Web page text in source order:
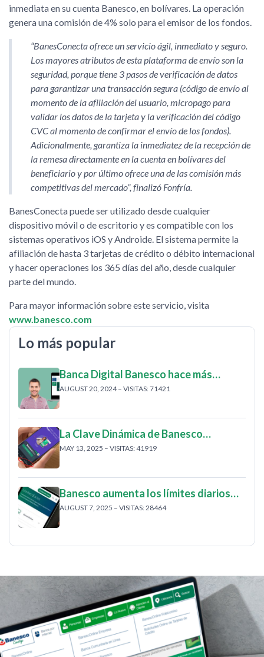
inmediata en su cuenta Banesco, en bolívares. La operación
genera una comisión de 4% solo para el emisor de los fondos.
BanesConecta ofrece un servicio ágil, inmediato y seguro.
Los mayores atributos de esta plataforma de envío son la
seguridad, porque tiene 3 pasos de verificación de datos
para garantizar una transacción segura (código de envío al
momento de la afiliación del usuario, micropago para
validar los datos de la tarjeta y la verificación del código
CVC al momento de confirmar el envío de los fondos).
Adicionalmente, garantiza la inmediatez de la recepción de
la remesa directamente en la cuenta en bolívares del
beneficiario y por último ofrece una de las comisión más
competitivas del mercado , finalizó Fonfría.
BanesConecta puede ser utilizado desde cualquier
dispositivo móvil o de escritorio y es compatible con los
sistemas operativos iOS y Androide. El sistema permite la
afiliación de hasta 3 tarjetas de crédito o débito internacional
y hacer operaciones los 365 días del año, desde cualquier
parte del mundo.
Para mayor información sobre este servicio, visita
www.banesco.com
Lo más popular
Banca Digital Banesco hace más…
AUGUST 20, 2024 – VISITAS: 71421
La Clave Dinámica de Banesco…
MAY 13, 2025 – VISITAS: 41919
Banesco aumenta los límites diarios…
AUGUST 7, 2025 – VISITAS: 28464